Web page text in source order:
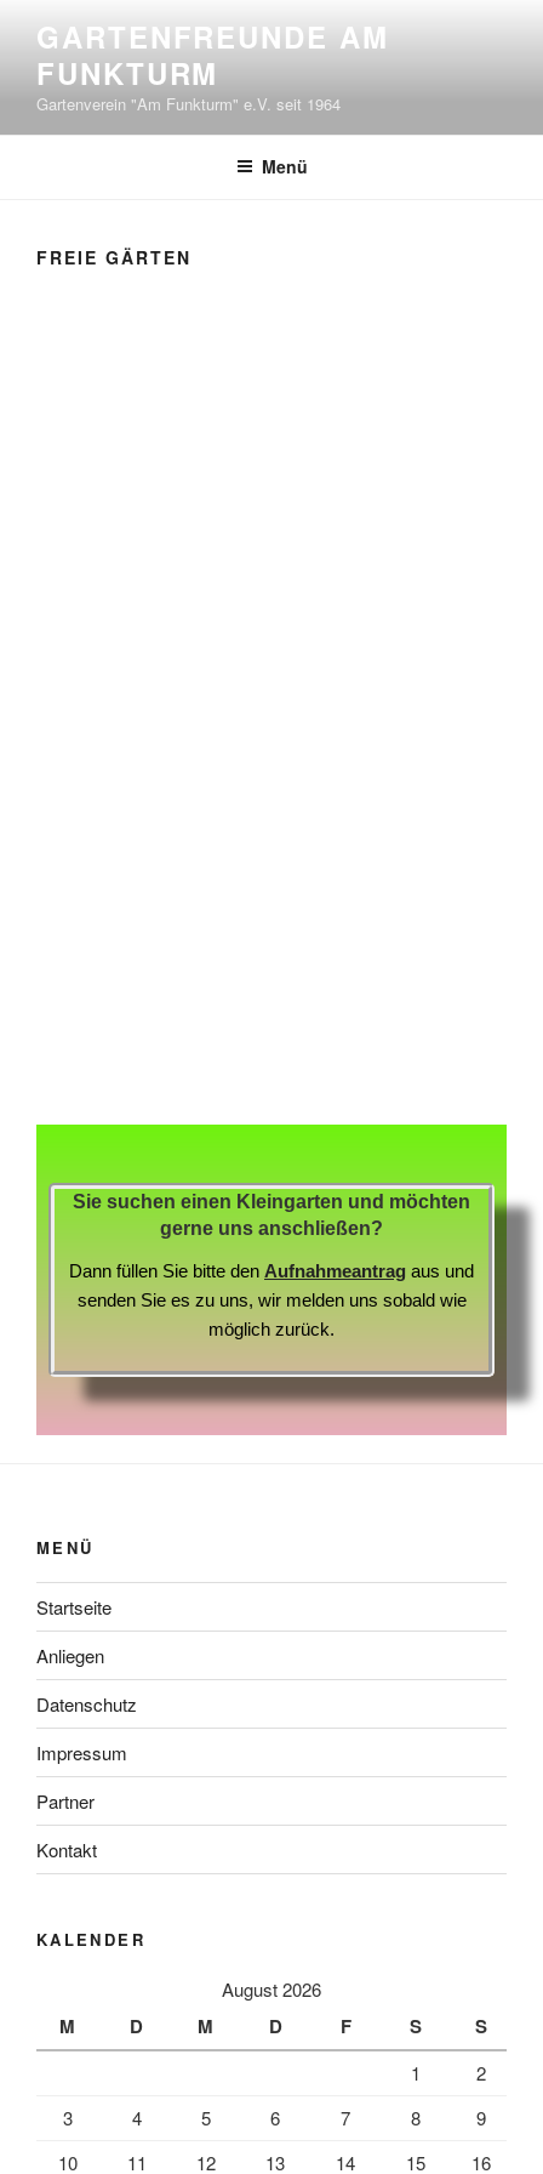
GARTENFREUNDE AM
FUNKTURM
Gartenverein "Am Funkturm" e.V. seit 1964
Menü
FREIE GÄRTEN
Sie suchen einen Kleingarten und möchten
gerne uns anschließen?
Dann füllen Sie bitte den Aufnahmeantrag aus und
senden Sie es zu uns, wir melden uns sobald wie
möglich zurück.
MENÜ
Startseite
Anliegen
Datenschutz
Impressum
Partner
Kontakt
KALENDER
August 2026
M D M D F S S
1
2
3
4 5 6 7 8
9
10
11 12 13 14 15 16